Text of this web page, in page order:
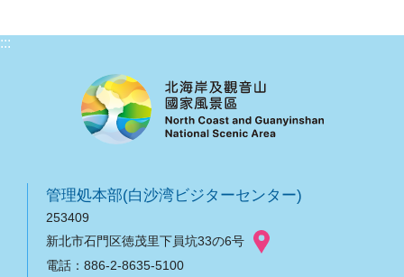
:::
管理処本部(白沙湾ビジターセンター)
253409
新北市石門区徳茂里下員坑33の6号
電話：886-2-8635-5100